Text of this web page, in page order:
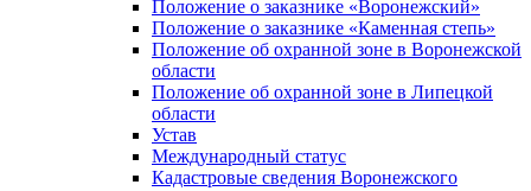
Положение о заказнике «Воронежский»
Положение о заказнике «Каменная степь»
Положение об охранной зоне в Воронежской
области
Положение об охранной зоне в Липецкой
области
Устав
Международный статус
Кадастровые сведения Воронежского